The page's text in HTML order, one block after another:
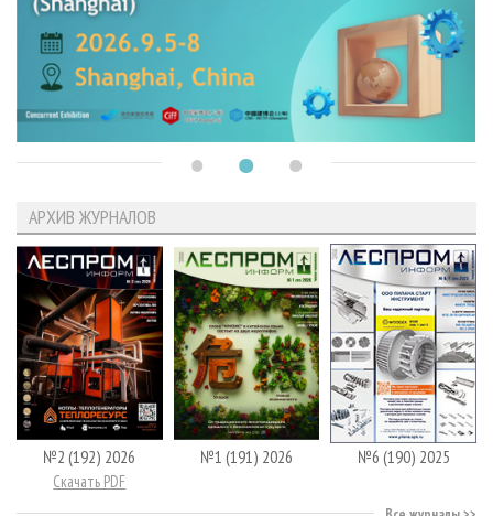
АРХИВ ЖУРНАЛОВ
№2 (192) 2026
Скачать PDF
№1 (191) 2026 №6 (190) 2025